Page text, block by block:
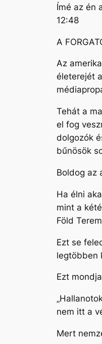
Ímé az én
12:48
A
Az
életerejét
Tehát a
el fog
dolgozók
bűnösök
Boldog az
Ha élni
mint a
Föld
Ezt se
legtöbben
Ezt
nem itt a
Mert